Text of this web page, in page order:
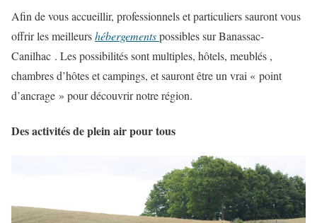
Afin de vous accueillir, professionnels et particuliers sauront vous
offrir les meilleurshébergementspossibles sur Banassac-
Canilhac . Les possibilités sont multiples, hôtels, meublés ,
chambres d’hôtes et campings, et sauront être un vrai « point
d’ancrage » pour découvrir notre région.
Des activités de plein air pour tous